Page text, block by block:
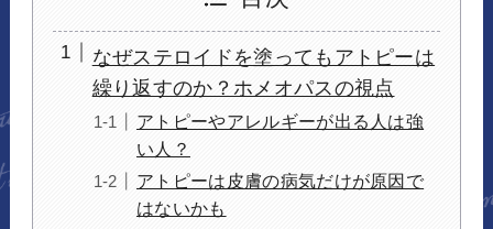
なぜステロイドを塗ってもアトピーは
繰り返すのか？ホメオパスの視点
アトピーやアレルギーが出る人は強
い人？
アトピーは皮膚の病気だけが原因で
はないかも